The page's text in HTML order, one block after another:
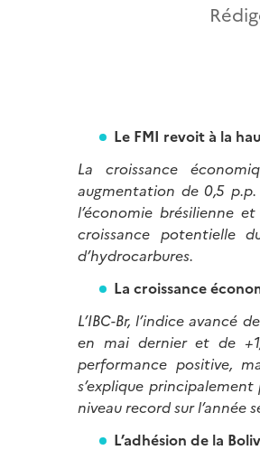
Le FMI revoit à la
La croissance
augmentation de 0,5
l’économie brésilienne
croissance potentielle
d’hydrocarbures.
La croissance
L’IBC-Br, l’indice avancé
en mai dernier et de
performance positive,
s’explique
niveau record sur l’année
L’adhésion de la